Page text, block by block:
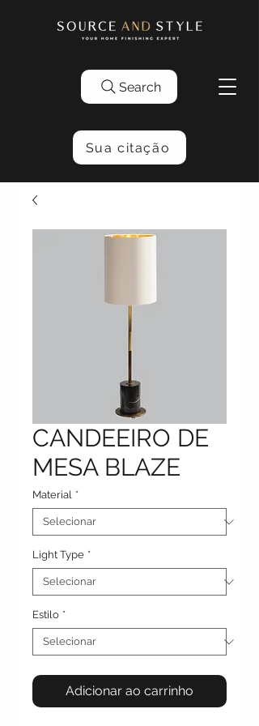
Search
Sua citação
CANDEEIRO DE
MESA BLAZE
Material *
Light Type *
Estilo *
Adicionar ao carrinho